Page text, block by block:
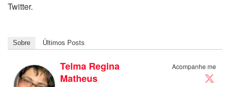
Twitter.
Sobre Últimos Posts
Acompanhe me
Telma Regina
Matheus